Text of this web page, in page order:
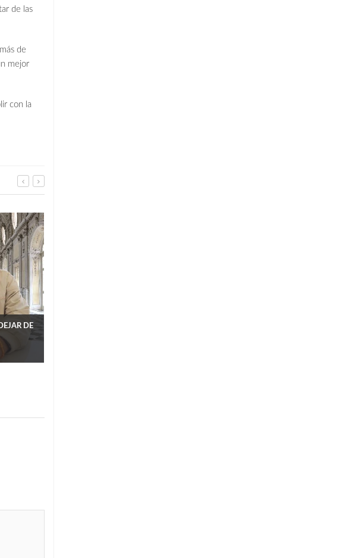
de las
de
mejor
con la
DE